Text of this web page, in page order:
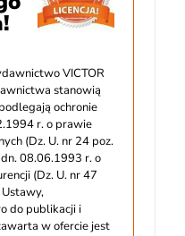
VICTOR
stanowią
ochronie
r. o prawie
(Dz. U. nr 24 poz.
08.06.1993 r. o
(Dz. U. nr 47
do publikacji i
w ofercie jest